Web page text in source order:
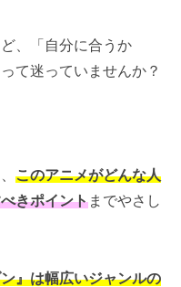
、「自分に合うか
て迷っていませんか？
このアニメがどんな人
きポイントまでやさし
』は幅広いジャンルの